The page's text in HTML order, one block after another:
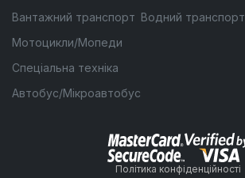
Вантажний транспорт
Мотоцикли/Мопеди
Спеціальна техніка
Автобус/Мікроавтобус
Водний транспорт
Політика конфіденційності